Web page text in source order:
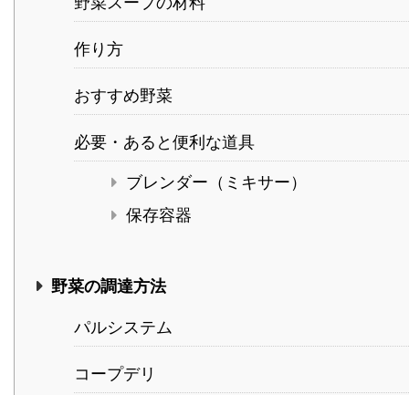
作り方
おすすめ野菜
必要・あると便利な道具
ブレンダー（ミキサー）
保存容器
野菜の調達方法
パルシステム
コープデリ